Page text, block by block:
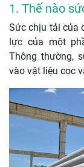
1. Thế nào
Sức chịu tải của
lực của một
Thông thường,
vào vật liệu cọc